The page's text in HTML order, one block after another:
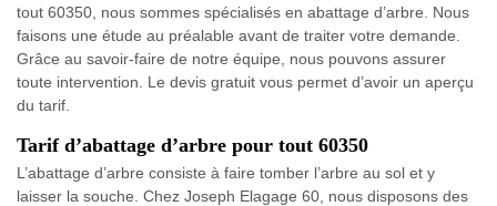
tout 60350, nous sommes spécialisés en abattage d’arbre. Nous
faisons une étude au préalable avant de traiter votre demande.
Grâce au savoir-faire de notre équipe, nous pouvons assurer
toute intervention. Le devis gratuit vous permet d’avoir un aperçu
du tarif.
Tarif d’abattage d’arbre pour tout 60350
L’abattage d’arbre consiste à faire tomber l’arbre au sol et y
laisser la souche. Chez Joseph Elagage 60, nous disposons des